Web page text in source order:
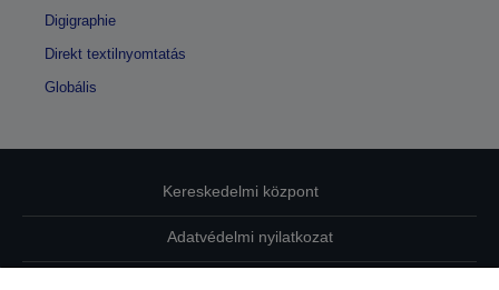
Digigraphie
Direkt textilnyomtatás
Globális
Kereskedelmi központ
Adatvédelmi nyilatkozat